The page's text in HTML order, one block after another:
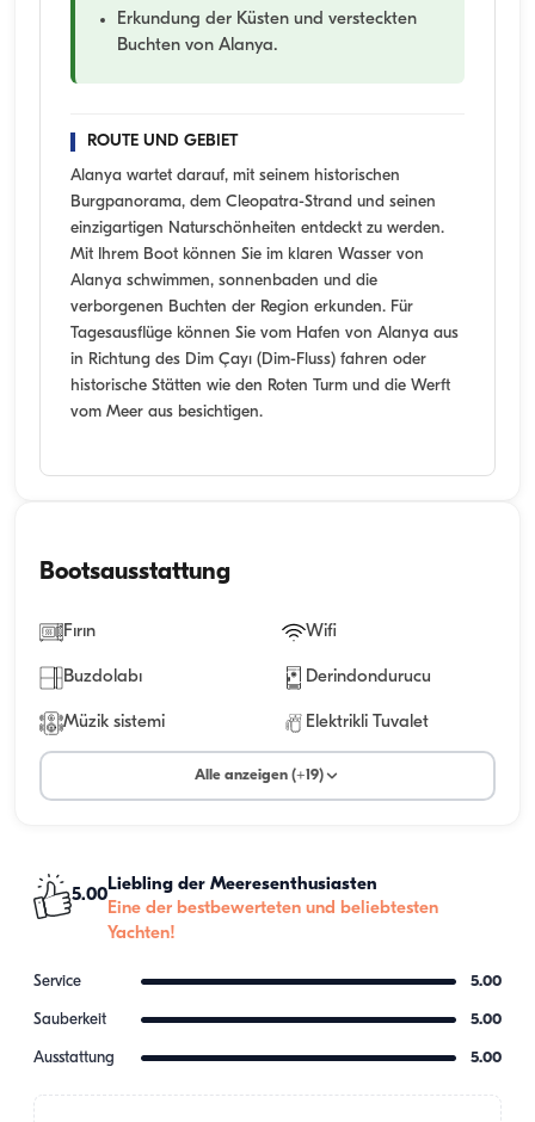
Erkundung der Küsten und versteckten
Buchten von Alanya.
ROUTE UND GEBIET
Alanya wartet darauf, mit seinem historischen
Burgpanorama, dem Cleopatra-Strand und seinen
einzigartigen Naturschönheiten entdeckt zu werden.
Mit Ihrem Boot können Sie im klaren Wasser von
Alanya schwimmen, sonnenbaden und die
verborgenen Buchten der Region erkunden. Für
Tagesausflüge können Sie vom Hafen von Alanya aus
in Richtung des Dim Çayı (Dim-Fluss) fahren oder
historische Stätten wie den Roten Turm und die Werft
vom Meer aus besichtigen.
Bootsausstattung
Fırın Wifi
Buzdolabı Derindondurucu
Müzik sistemi Elektrikli Tuvalet
Alle anzeigen (+19)
5.00
Liebling der Meeresenthusiasten
Eine der bestbewerteten und beliebtesten
Yachten!
Service 5.00
Sauberkeit 5.00
Ausstattung 5.00